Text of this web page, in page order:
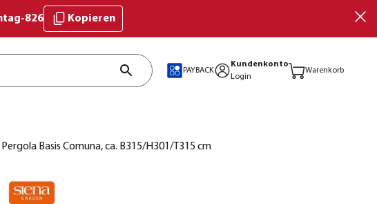
826 Kopieren
PAYBACK
Kundenkonto
Login
Warenkorb
Basis Comuna, ca. B315/H301/T315 cm